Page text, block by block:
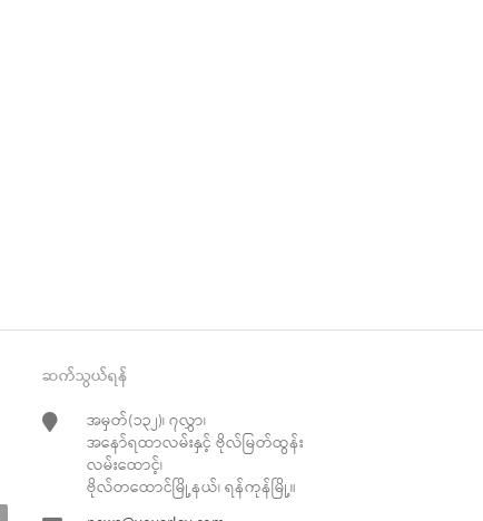
ဆက်သွယ်ရန်
အမှတ်(၁၃၂)၊ ၇လွှာ၊
အနော်ရထာလမ်းနှင့် ဗိုလ်မြတ်ထွန်း
လမ်းထောင့်၊
ဗိုလ်တထောင်မြို့နယ်၊ ရန်ကုန်မြို့။